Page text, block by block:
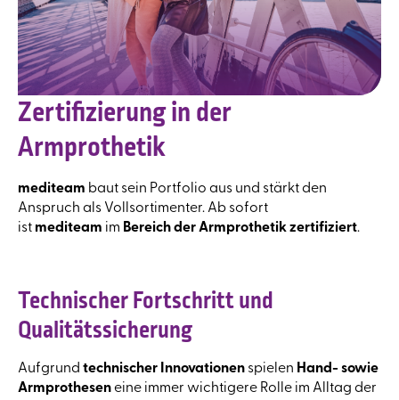
Zertifizierung in der
Armprothetik
mediteam baut sein Portfolio aus und stärkt den
Anspruch als Vollsortimenter. Ab sofort
ist mediteam im Bereich der Armprothetik zertifiziert.
Technischer Fortschritt und
Qualitätssicherung
Aufgrund technischer Innovationen spielen Hand- sowie
Armprotheseneine immer wichtigere Rolle im Alltag der